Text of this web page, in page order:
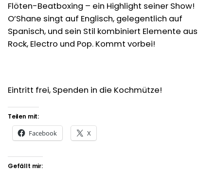
Flöten-Beatboxing – ein Highlight seiner Show!
O’Shane singt auf Englisch, gelegentlich auf
Spanisch, und sein Stil kombiniert Elemente aus
Rock, Electro und Pop. Kommt vorbei!
Eintritt frei, Spenden in die Kochmütze!
Teilen mit:
Facebook X
Gefällt mir: